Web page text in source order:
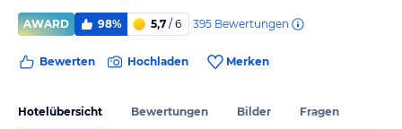
AWARD 98% 5,7 / 6 395 Bewertungen
Bewerten Hochladen Merken
Hotelübersicht Bewertungen Bilder Fragen